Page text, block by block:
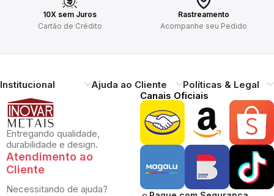
10X sem Juros
Cartão de Crédito
Rastreamento
Acompanhe seu Pedido
Institucional Ajuda ao Cliente Políticas & Legal
Entregando qualidade,
durabilidade e design.
Atendimento ao
Cliente
Necessitando de ajuda?
Canais Oficiais